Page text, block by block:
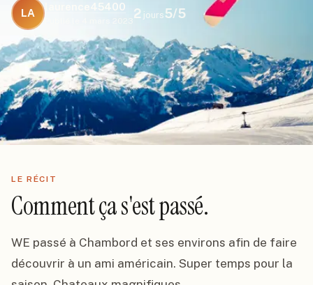
LA
laurence45400
4 mars 2023
2 jours 5/5
LE RÉCIT
Comment ça s'est passé.
WE passé à Chambord et ses environs afin de faire
découvrir à un ami américain. Super temps pour la